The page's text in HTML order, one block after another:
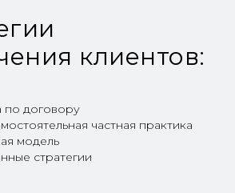
клиентов:
по договору
частная практика
модель
стратегии